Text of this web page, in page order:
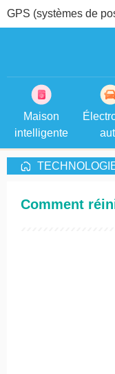
GPS (systèmes de
Maison
intelligente
Comment